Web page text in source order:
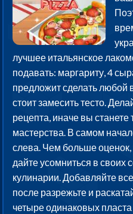
лучшее итальянское
подавать: маргариту, 4
предложит сделать любой
стоит замесить тесто.
рецепта, иначе вы станете
мастерства. В самом
слева. Чем больше
дайте усомниться в
кулинарии. Добавляйте
после разрежьте и
четыре одинаковых